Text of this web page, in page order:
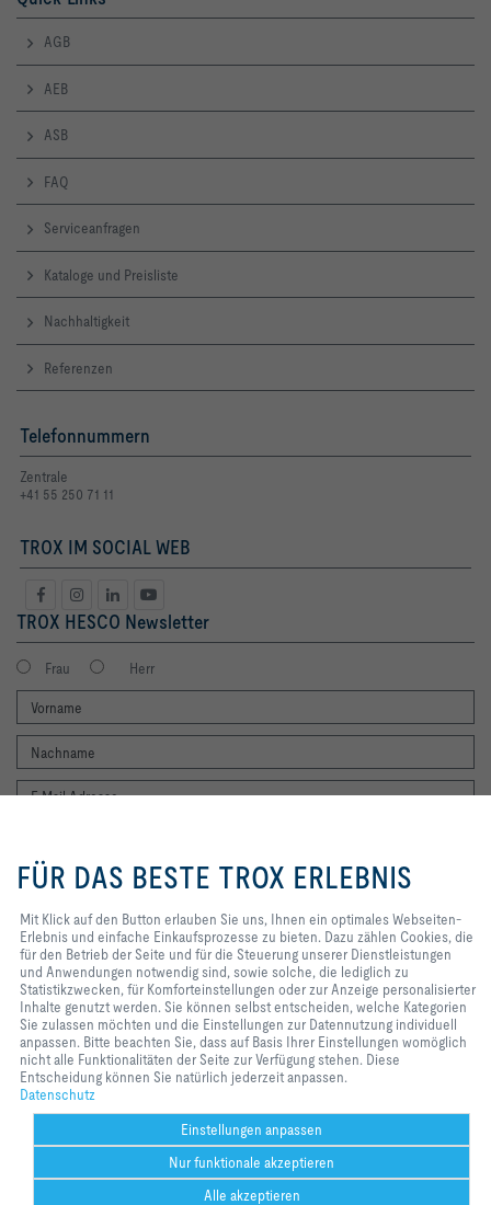
AGB
AEB
ASB
FAQ
Serviceanfragen
Kataloge und Preisliste
Nachhaltigkeit
Referenzen
Telefonnummern
Zentrale
+41 55 250 71 11
TROX IM SOCIAL WEB
TROX HESCO Newsletter
Frau Herr
Ich möchte den Newsletter der TROX SE erhalten. Die Hinweise zum
Datenschutz habe ich gelesen. Selbstverständlich können Sie sich
jederzeit problemlos vom Newsletter wieder abmelden. Am Ende eines
jeden Newsletters finden Sie einen entsprechenden Abmeldelink.
Jetzt abonnieren
Home Kontakt Impressum AGB AEB Datenschutz Disclaimer
2026 © TROX HESCO Schweiz AG
Sie uns, Ihnen ein optimales
Webseiten-Erlebnis und einfache
zählen Cookies, die für den Betrieb
der Seite und für die Steuerung
unserer Dienstleistungen und
Anwendungen notwendig sind,
sowie solche, die lediglich zu
Statistikzwecken, für
Komforteinstellungen oder zur
Anzeige personalisierter Inhalte
genutzt werden. Sie können selbst
entscheiden, welche Kategorien
Einstellungen zur Datennutzung
individuell anpassen. Bitte
beachten Sie, dass auf Basis Ihrer
Einstellungen womöglich nicht alle
Funktionalitäten der Seite zur
Verfügung stehen. Diese
FÜR DAS BESTE TROX ERLEBNIS
Mit Klick auf den Button erlauben Sie uns, Ihnen ein optimales Webseiten-
Erlebnis und einfache Einkaufsprozesse zu bieten. Dazu zählen Cookies, die
für den Betrieb der Seite und für die Steuerung unserer Dienstleistungen
und Anwendungen notwendig sind, sowie solche, die lediglich zu
Statistikzwecken, für Komforteinstellungen oder zur Anzeige personalisierter
Inhalte genutzt werden. Sie können selbst entscheiden, welche Kategorien
Sie zulassen möchten und die Einstellungen zur Datennutzung individuell
anpassen. Bitte beachten Sie, dass auf Basis Ihrer Einstellungen womöglich
nicht alle Funktionalitäten der Seite zur Verfügung stehen. Diese
Entscheidung können Sie natürlich jederzeit anpassen.
Datenschutz
Einstellungen anpassen
Nur funktionale akzeptieren
Alle akzeptieren